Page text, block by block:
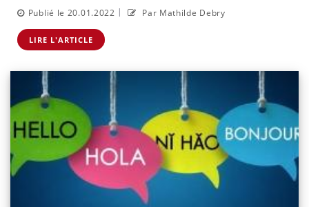
Publié le 20.01.2022 | Par Mathilde Debry
LIRE L'ARTICLE